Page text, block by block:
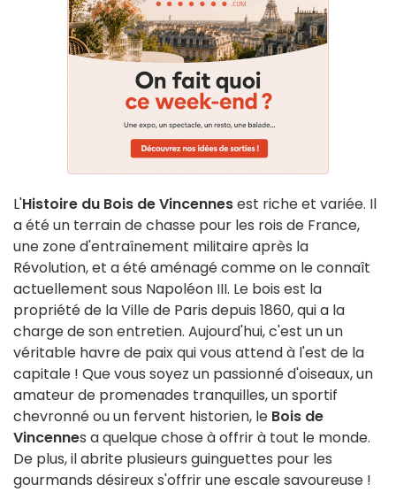
L'Histoire du Bois de Vincennesest riche et variée. Il
a été un terrain de chasse pour les rois de France,
une zone d'entraînement militaire après la
Révolution, et a été aménagé comme on le connaît
actuellement sous Napoléon III. Le bois est la
propriété de la Ville de Paris depuis 1860, qui a la
charge de son entretien. Aujourd'hui, c'est un un
véritable havre de paix qui vous attend à l'est de la
capitale ! Que vous soyez un passionné d'oiseaux, un
amateur de promenades tranquilles, un sportif
chevronné ou un fervent historien, le Bois de
Vincennes a quelque chose à offrir à tout le monde.
De plus, il abrite plusieurs guinguettes pour les
gourmands désireux s'offrir une escale savoureuse !